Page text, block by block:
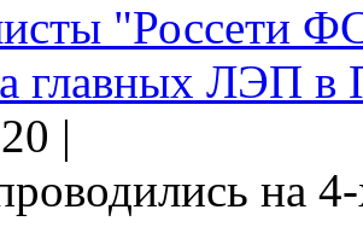
"Россети
главных ЛЭП в
|
на